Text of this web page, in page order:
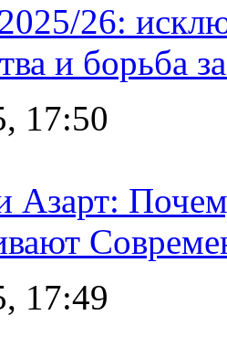
26:
и борьба
17:50
Азарт:
17:49